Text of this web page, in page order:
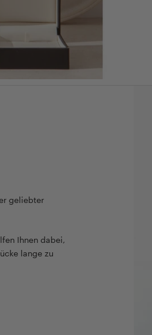
geliebter
Ihnen dabei,
lange zu